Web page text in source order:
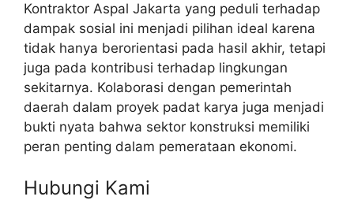
Kontraktor Aspal Jakarta yang peduli terhadap
dampak sosial ini menjadi pilihan ideal karena
tidak hanya berorientasi pada hasil akhir, tetapi
juga pada kontribusi terhadap lingkungan
sekitarnya. Kolaborasi dengan pemerintah
daerah dalam proyek padat karya juga menjadi
bukti nyata bahwa sektor konstruksi memiliki
peran penting dalam pemerataan ekonomi.
Hubungi Kami